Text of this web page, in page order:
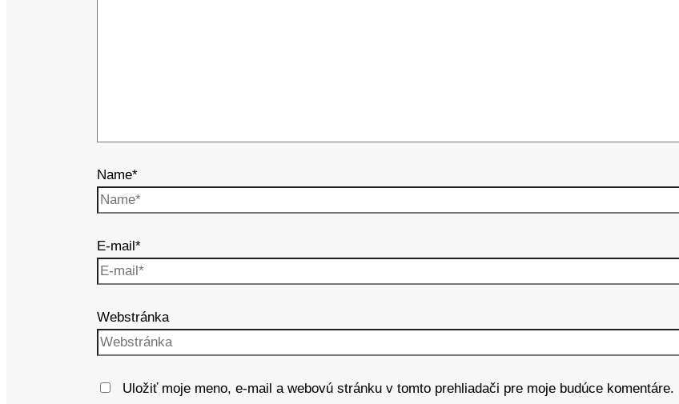
Name*
E-mail*
Webstránka
Uložiť moje meno, e-mail a webovú stránku v tomto prehliadači pre moje budúce komentáre.